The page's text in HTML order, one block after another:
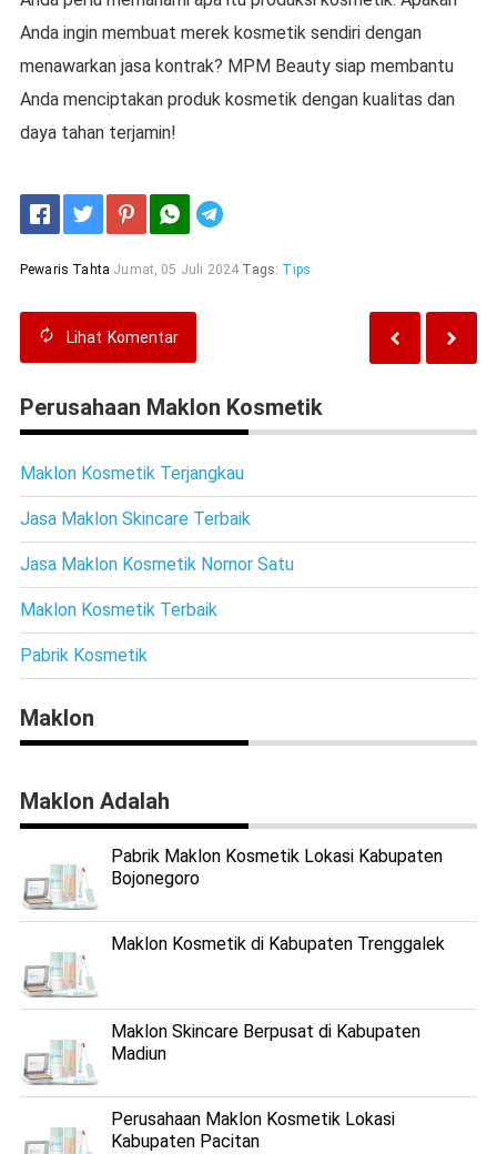
Anda ingin membuat merek kosmetik sendiri dengan
menawarkan jasa kontrak? MPM Beauty siap membantu
Anda menciptakan produk kosmetik dengan kualitas dan
daya tahan terjamin!
Pewaris Tahta Jumat, 05 Juli 2024 Tags: Tips
Lihat Komentar
Perusahaan Maklon Kosmetik
Maklon Kosmetik Terjangkau
Jasa Maklon Skincare Terbaik
Jasa Maklon Kosmetik Nomor Satu
Maklon Kosmetik Terbaik
Pabrik Kosmetik
Maklon
Maklon Adalah
Pabrik Maklon Kosmetik Lokasi Kabupaten
Bojonegoro
Maklon Kosmetik di Kabupaten Trenggalek
Maklon Skincare Berpusat di Kabupaten
Madiun
Perusahaan Maklon Kosmetik Lokasi
Kabupaten Pacitan